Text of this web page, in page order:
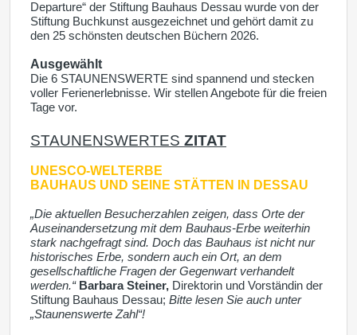
Departure“ der Stiftung Bauhaus Dessau wurde von der
Stiftung Buchkunst ausgezeichnet und gehört damit zu
den 25 schönsten deutschen Büchern 2026.
Ausgewählt
Die 6 STAUNENSWERTE sind spannend und stecken
voller Ferienerlebnisse. Wir stellen Angebote für die freien
Tage vor.
STAUNENSWERTES ZITAT
UNESCO-WELTERBE
BAUHAUS UND SEINE STÄTTEN IN DESSAU
„Die aktuellen Besucherzahlen zeigen, dass Orte der
Auseinandersetzung mit dem Bauhaus-Erbe weiterhin
stark nachgefragt sind. Doch das Bauhaus ist nicht nur
historisches Erbe, sondern auch ein Ort, an dem
gesellschaftliche Fragen der Gegenwart verhandelt
werden.“ Barbara Steiner, Direktorin und Vorständin der
Stiftung Bauhaus Dessau; Bitte lesen Sie auch unter
„Staunenswerte Zahl“!